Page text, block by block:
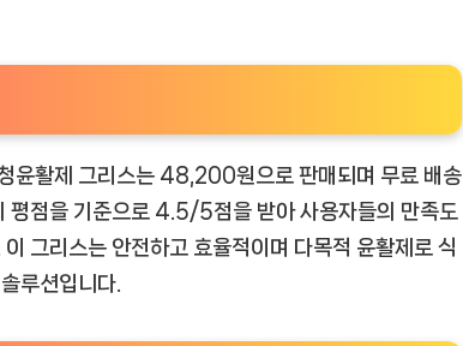
윤활제 그리스는 48,200원으로 판매되며 무료 배송
평점을 기준으로 4.5/5점을 받아 사용자들의 만족도
그리스는 안전하고 효율적이며 다목적 윤활제로 식
루션입니다.